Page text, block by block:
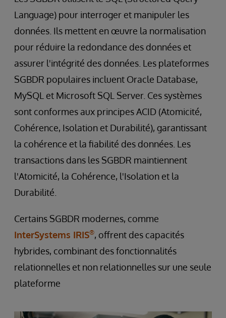
Language) pour interroger et manipuler les
données. Ils mettent en œuvre la normalisation
pour réduire la redondance des données et
assurer l'intégrité des données. Les plateformes
SGBDR populaires incluent Oracle Database,
MySQL et Microsoft SQL Server. Ces systèmes
sont conformes aux principes ACID (Atomicité,
Cohérence, Isolation et Durabilité), garantissant
la cohérence et la fiabilité des données. Les
transactions dans les SGBDR maintiennent
l'Atomicité, la Cohérence, l'Isolation et la
Durabilité.
Certains SGBDR modernes, comme
InterSystems IRIS®, offrent des capacités
hybrides, combinant des fonctionnalités
relationnelles et non relationnelles sur une seule
plateforme